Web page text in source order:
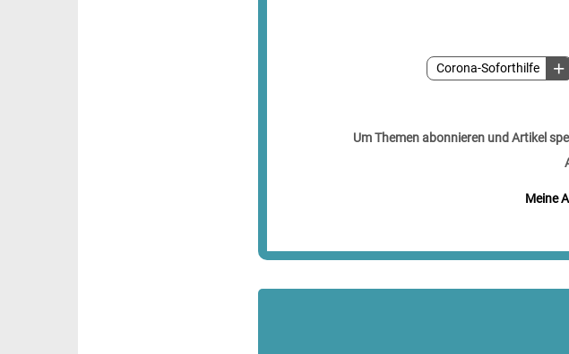
Corona-Soforthilfe
Um Themen abonnieren und Artikel
Meine